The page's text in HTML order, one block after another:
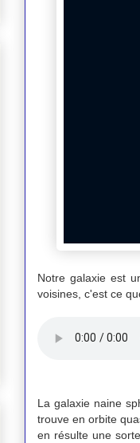
Notre galaxie est
voisines, c'est ce
La galaxie naine
trouve en orbite
en résulte une